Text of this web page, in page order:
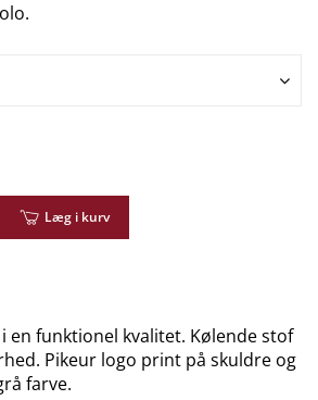
Læg i kurv
en funktionel kvalitet. Kølende stof
Pikeur logo print på skuldre og
farve.